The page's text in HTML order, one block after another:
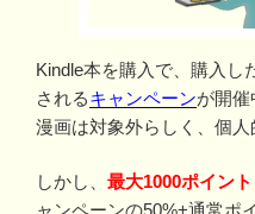
Kindle本を購入で、購入し
されるキャンペーンが開催
漫画は対象外らしく、個人
しかし、 最大1000ポイン